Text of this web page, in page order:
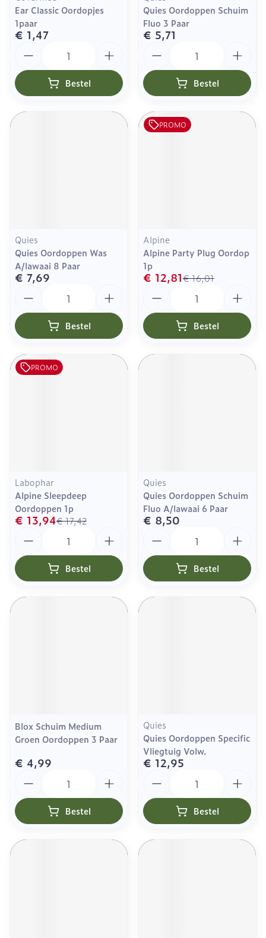
Ear Classic Oordopjes
1paar
€ 1,47
Bestel
Quies Oordoppen Schuim
Fluo 3 Paar
€ 5,71
Bestel
Quies
Quies Oordoppen Was
A/lawaai 8 Paar
€ 7,69
Bestel
PROMO
Alpine
Alpine Party Plug Oordop
1p
€ 16,01
€ 12,81
Bestel
PROMO
Labophar
Alpine Sleepdeep
Oordoppen 1p
€ 17,42
€ 13,94
Bestel
Quies
Quies Oordoppen Schuim
Fluo A/lawaai 6 Paar
€ 8,50
Bestel
Blox Schuim Medium
Groen Oordoppen 3 Paar
€ 4,99
Bestel
Quies
Quies Oordoppen Specific
Vliegtuig Volw.
€ 12,95
Bestel